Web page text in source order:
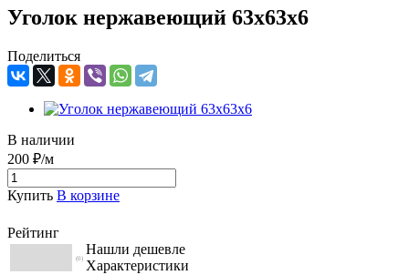
Уголок нержавеющий 63х63х6
Поделиться
В наличии
200 ₽/м
Купить В корзине
Рейтинг
(0)
Нашли дешевле
Характеристики